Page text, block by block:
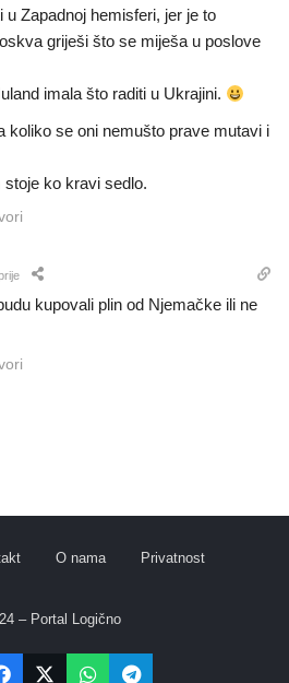
Zapadnoj hemisferi, jer je to
griješi što se miješa u poslove
imala što raditi u Ukrajini.
koliko se oni nemušto prave mutavi i
ko kravi sedlo.
kupovali plin od Njemačke ili ne
O nama Privatnost
– Portal Logično